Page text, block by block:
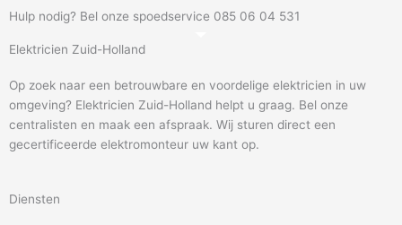
Hulp nodig? Bel onze spoedservice 085 06 04 531
Elektricien Zuid-Holland
Op zoek naar een betrouwbare en voordelige elektricien in uw
omgeving? Elektricien Zuid-Holland helpt u graag. Bel onze
centralisten en maak een afspraak. Wij sturen direct een
gecertificeerde elektromonteur uw kant op.
Diensten